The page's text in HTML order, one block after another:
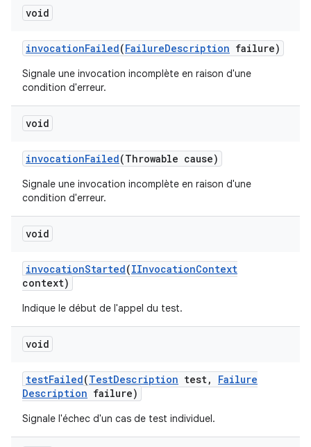
void
invocationFailed(FailureDescription failure)
Signale une invocation incomplète en raison d'une
condition d'erreur.
void
invocationFailed(Throwable cause)
Signale une invocation incomplète en raison d'une
condition d'erreur.
void
invocationStarted(IInvocationContext
context)
Indique le début de l'appel du test.
void
testFailed(TestDescription test,
Failure
Description failure)
Signale l'échec d'un cas de test individuel.